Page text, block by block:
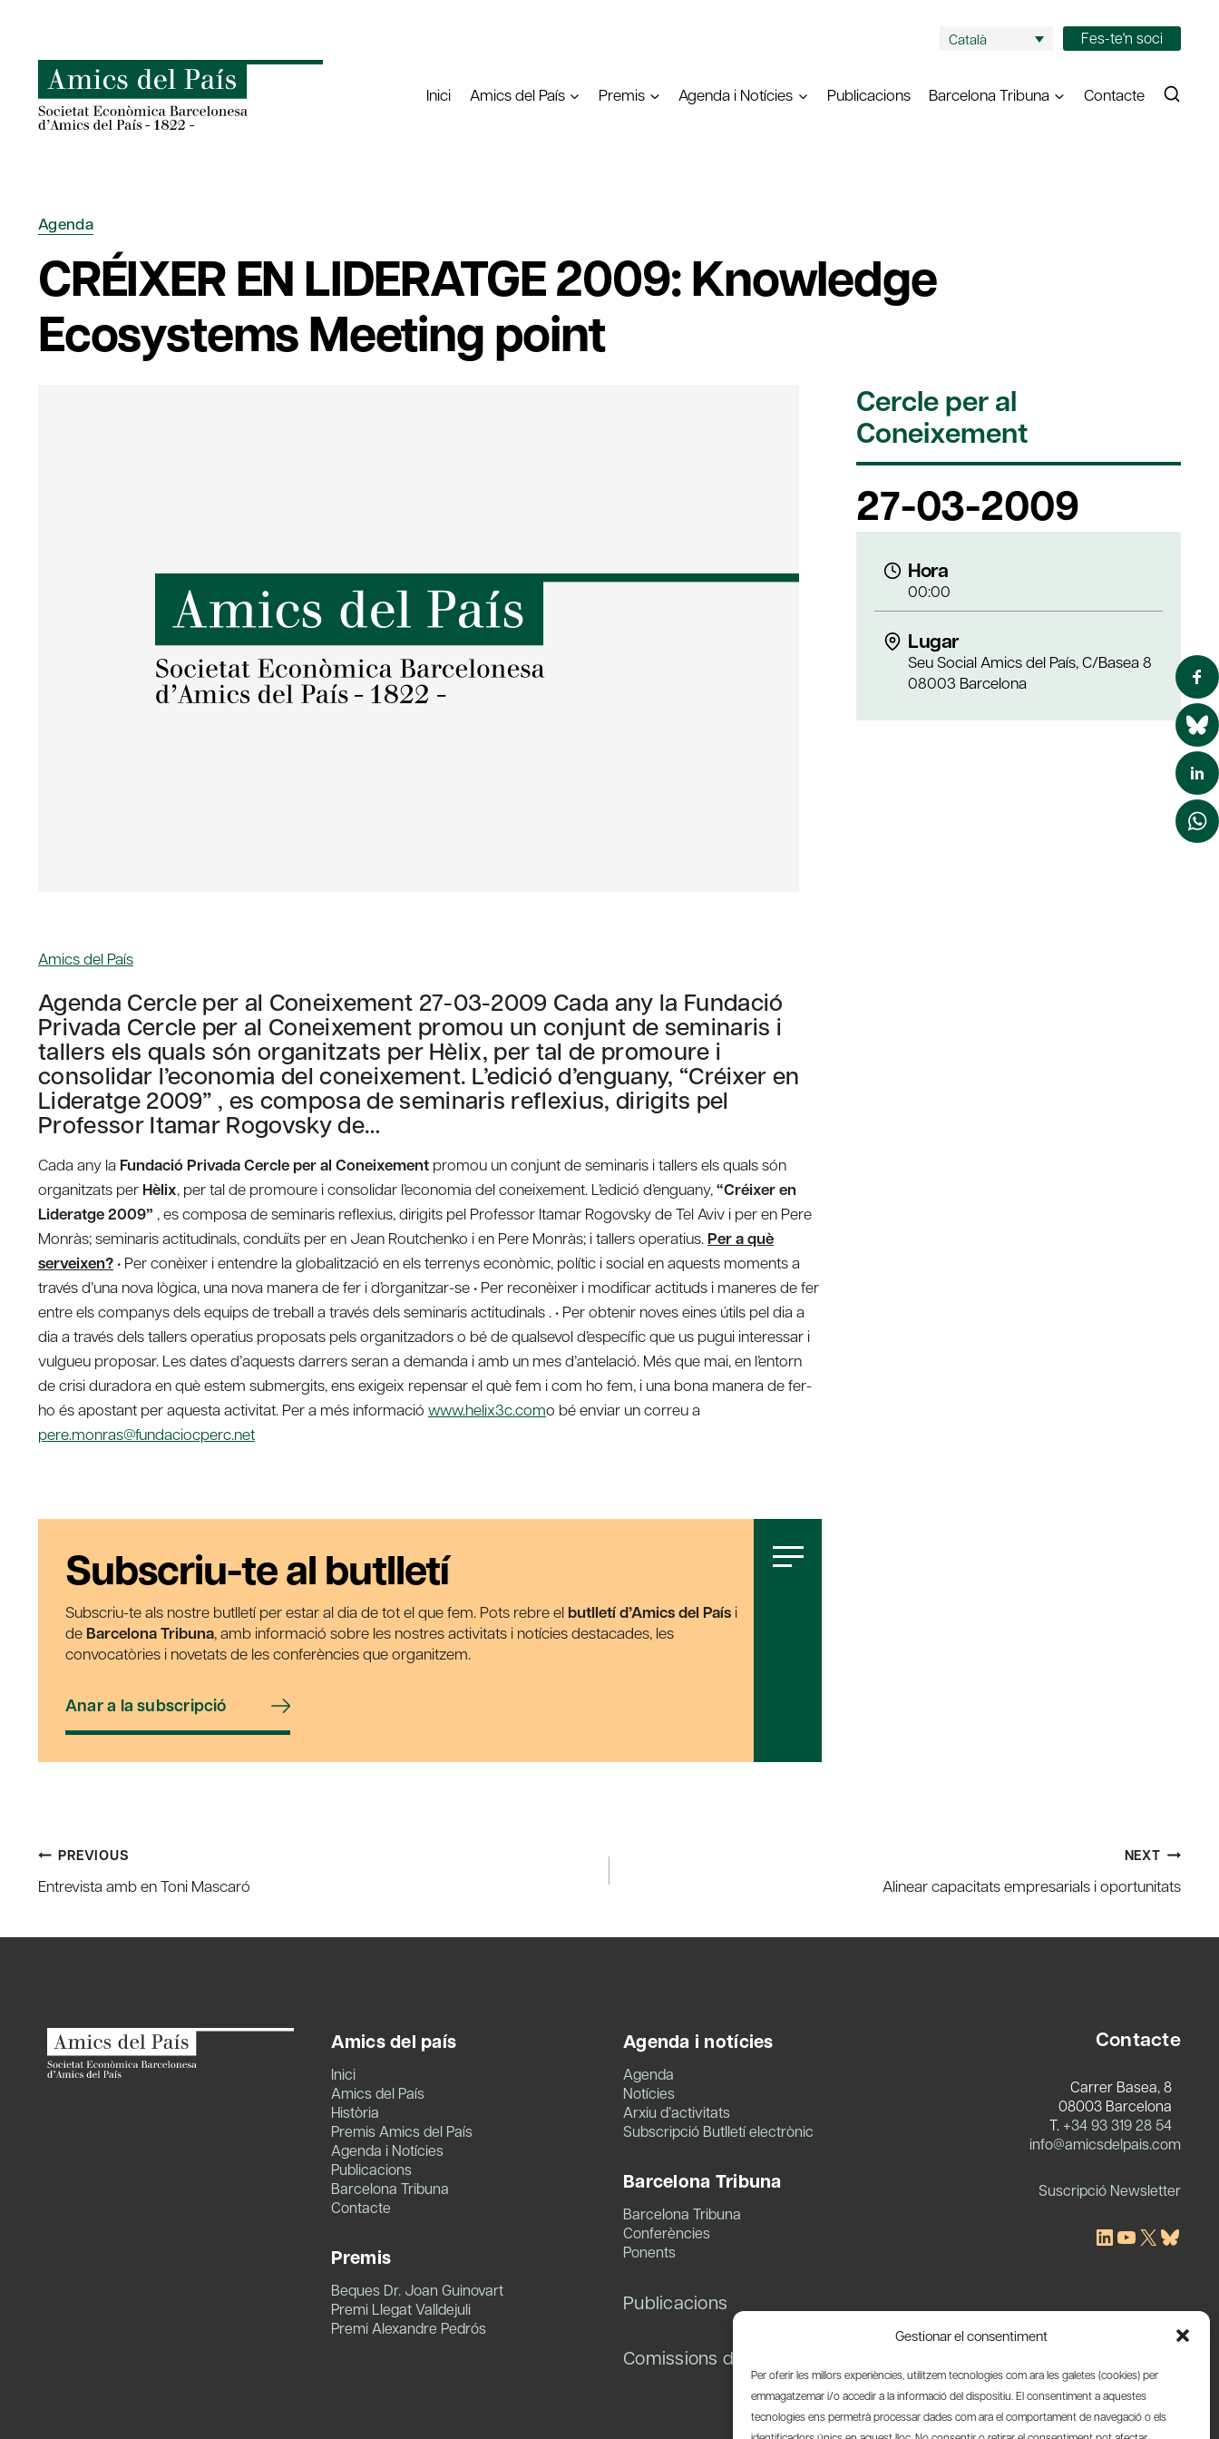
Gestionar el consentiment
Per oferir les millors experiències, utilitzem tecnologies com ara les galetes (cookies) per
emmagatzemar i/o accedir a la informació del dispositiu. El consentiment a aquestes
tecnologies ens permetrà processar dades com ara el comportament de navegació o els
content
Català Fes-te'n soci
Inici Amics del País Premis Agenda i Notícies Publicacions Barcelona Tribuna Contacte
Agenda
CRÉIXER EN LIDERATGE 2009: Knowledge
Ecosystems Meeting point
Cercle per al
Coneixement
27-03-2009
Hora
00:00
Lugar
Seu Social Amics del País, C/Basea 8
08003 Barcelona
Amics del País
Agenda Cercle per al Coneixement 27-03-2009 Cada any la Fundació
Privada Cercle per al Coneixement promou un conjunt de seminaris i
tallers els quals són organitzats per Hèlix, per tal de promoure i
consolidar l’economia del coneixement. L’edició d’enguany, “Créixer en
Lideratge 2009” , es composa de seminaris reflexius, dirigits pel
Professor Itamar Rogovsky de…
Cada any la Fundació Privada Cercle per al Coneixement promou un conjunt de seminaris i tallers els quals són
organitzats per Hèlix, per tal de promoure i consolidar l’economia del coneixement. L’edició d’enguany,“Créixer en
Lideratge 2009” , es composa de seminaris reflexius, dirigits pel Professor Itamar Rogovsky de Tel Aviv i per en Pere
Monràs; seminaris actitudinals, conduïts per en Jean Routchenko i en Pere Monràs; i tallers operatius. Per a què
serveixen? • Per conèixer i entendre la globalització en els terrenys econòmic, polític i social en aquests moments a
través d’una nova lògica, una nova manera de fer i d’organitzar-se • Per reconèixer i modificar actituds i maneres de fer
entre els companys dels equips de treball a través dels seminaris actitudinals . • Per obtenir noves eines útils pel dia a
dia a través dels tallers operatius proposats pels organitzadors o bé de qualsevol d’específic que us pugui interessar i
vulgueu proposar. Les dates d’aquests darrers seran a demanda i amb un mes d’antelació. Més que mai, en l’entorn
de crisi duradora en què estem submergits, ens exigeix repensar el què fem i com ho fem, i una bona manera de fer-
ho és apostant per aquesta activitat. Per a més informació www.helix3c.como bé enviar un correu a
pere.monras@fundaciocperc.net
Subscriu-te al butlletí
Subscriu-te als nostre butlletí per estar al dia de tot el que fem. Pots rebre el butlletí d’Amics del País i
de Barcelona Tribuna, amb informació sobre les nostres activitats i notícies destacades, les
convocatòries i novetats de les conferències que organitzem.
Anar a la subscripció
Post
navigation
PREVIOUS
Entrevista amb en Toni Mascaró
NEXT
Alinear capacitats empresarials i oportunitats
Amics del país
Inici
Amics del País
Història
Premis Amics del País
Agenda i Notícies
Publicacions
Barcelona Tribuna
Contacte
Premis
Beques Dr. Joan Guinovart
Premi Llegat Valldejuli
Premi Alexandre Pedrós
Agenda i notícies
Agenda
Notícies
Arxiu d’activitats
Subscripció Butlletí electrònic
Barcelona Tribuna
Barcelona Tribuna
Conferències
Ponents
Publicacions
Comissions de treball
Contacte
Carrer Basea, 8
08003 Barcelona
T. +34 93 319 28 54
info@amicsdelpais.com
Suscripció Newsletter
LinkedIn
YouTube
X